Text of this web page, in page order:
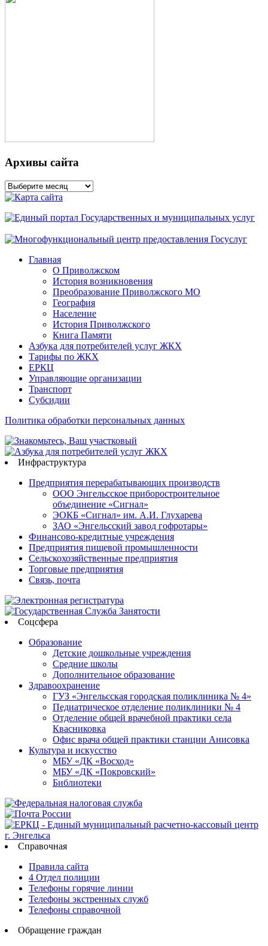
Архивы сайта
Архивы
сайта
Главная
О Приволжском
История возникновения
Преобразование Приволжского МО
География
Население
История Приволжского
Книга Памяти
Азбука для потребителей услуг ЖКХ
Тарифы по ЖКХ
ЕРКЦ
Управляющие организации
Транспорт
Субсидии
Политика обработки персональных данных
Инфраструктура
Предприятия перерабатывающих производств
ООО Энгельсское приборостроительное
объединение «Сигнал»
ЭОКБ «Сигнал» им. А.И. Глухарева
ЗАО «Энгельсский завод гофротары»
Финансово-кредитные учреждения
Предприятия пищевой промышленности
Сельскохозяйственные предприятия
Торговые предприятия
Связь, почта
Соцсфера
Образование
Детские дошкольные учреждения
Средние школы
Дополнительное образование
Здравоохранение
ГУЗ «Энгельсская городская поликлиника № 4»
Педиатрическое отделение поликлиники № 4
Отделение общей врачебной практики села
Квасниковка
Офис врача общей практики станции Анисовка
Культура и искусство
МБУ «ДК «Восход»
МБУ «ДК «Покровский»
Библиотеки
Справочная
Правила сайта
4 Отдел полиции
Телефоны горячие линии
Телефоны экстренных служб
Телефоны справочной
Обращение граждан